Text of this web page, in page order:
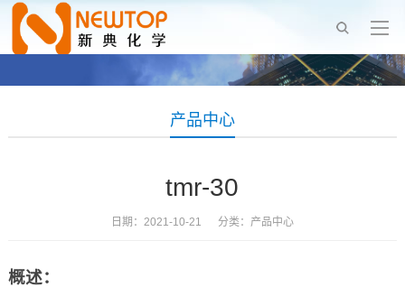
产品中心
tmr-30
日期：2021-10-21 分类： 产品中心
概述：